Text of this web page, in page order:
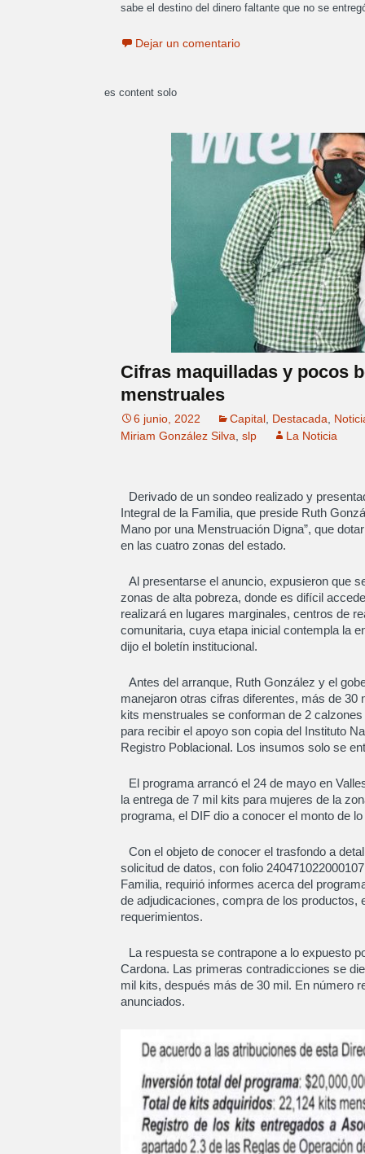
sabe el destino del dinero faltante que no se
Dejar un comentario
es content solo
Cifras maquilladas y pocos
menstruales
6 junio, 2022 Capital Destacada
Miriam González Silva slp La Noticia
Derivado de un sondeo realizado y
Integral de la Familia, que preside Ruth
Mano por una Menstruación Digna”, que
en las cuatro zonas del estado.
Al presentarse el anuncio, expusieron que
zonas de alta pobreza, donde es difícil
realizará en lugares marginales, centros de
comunitaria, cuya etapa inicial contempla la
dijo el boletín institucional.
Antes del arranque, Ruth González y el
manejaron otras cifras diferentes, más de
kits menstruales se conforman de 2
para recibir el apoyo son copia del Instituto
Registro Poblacional. Los insumos solo se
El programa arrancó el 24 de mayo en
la entrega de 7 mil kits para mujeres de la
programa, el DIF dio a conocer el monto de
Con el objeto de conocer el trasfondo a
solicitud de datos, con folio
Familia, requirió informes acerca del
de adjudicaciones, compra de los
requerimientos.
La respuesta se contrapone a lo expuesto
Cardona. Las primeras contradicciones se
mil kits, después más de 30 mil. En número
anunciados.